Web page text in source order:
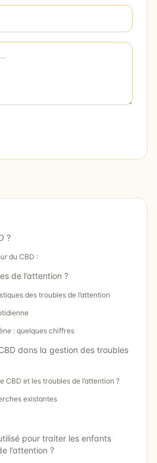
?
du CBD :
de l’attention ?
des troubles de l’attention
: quelques chiffres
dans la gestion des troubles
CBD et les troubles de l’attention ?
existantes
pour traiter les enfants
l’attention ?